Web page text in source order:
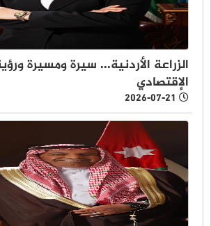
الزراعة الأردنية... سيرة ومسيرة
الإقتصادي
2026-07-21